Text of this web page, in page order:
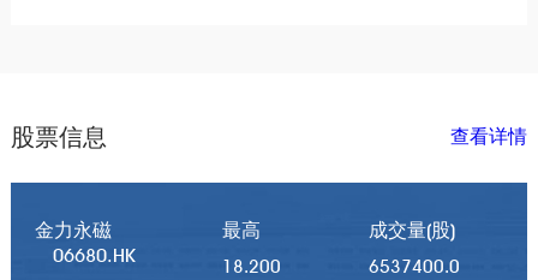
股票信息 查看详情
金力永磁
06680.HK
最高
18.200
成交量(股)
6537400.0